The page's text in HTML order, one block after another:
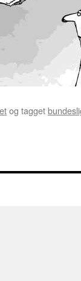
og tagget